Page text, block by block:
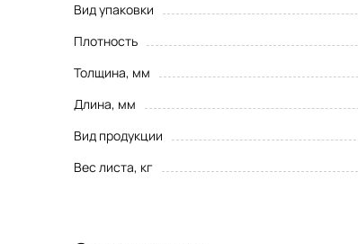
Вид упаковки
Плотность
Толщина, мм
Длина, мм
Вид продукции
Вес листа, кг